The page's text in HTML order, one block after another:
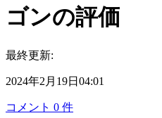
ゴンの評価
最終更新:
2024年2月19日04:01
コメント 0 件